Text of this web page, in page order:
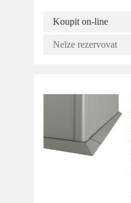
Koupit on-line
Nelze rezervovat